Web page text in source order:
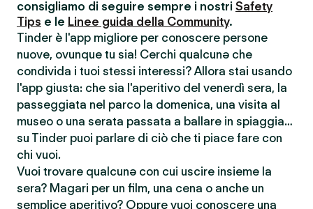
consigliamo di seguire sempre i nostri Safety
Tips e le Linee guida della Community.
Tinder è l'app migliore per conoscere persone
nuove, ovunque tu sia! Cerchi qualcunə che
condivida i tuoi stessi interessi? Allora stai usando
l'app giusta: che sia l'aperitivo del venerdì sera, la
passeggiata nel parco la domenica, una visita al
museo o una serata passata a ballare in spiaggia…
su Tinder puoi parlare di ciò che ti piace fare con
chi vuoi.
Vuoi trovare qualcunə con cui uscire insieme la
sera? Magari per un film, una cena o anche un
semplice aperitivo? Oppure vuoi conoscere una